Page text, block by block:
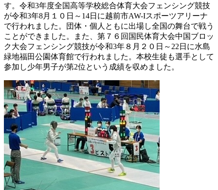
す。令和3年度全国高等学校総合体育大会フェンシング競技
が令和3年8月１０日～14日に越前市AW-Iスポーツアリーナ
で行われました。団体・個人ともに出場し全国の舞台で戦う
ことができました。また、第７６回国民体育大会中国ブロッ
ク大会フェンシング競技が令和3年８月２０日～22日に水島
緑地福田公園体育館で行われました。本校生徒も選手として
参加し少年男子が第2位という成績を収めました。